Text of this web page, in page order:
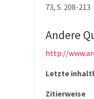
73, S. 208-213
Andere
http://
Letzte
Zitierweise